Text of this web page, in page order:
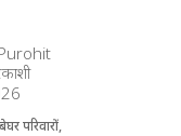
परिवारों,